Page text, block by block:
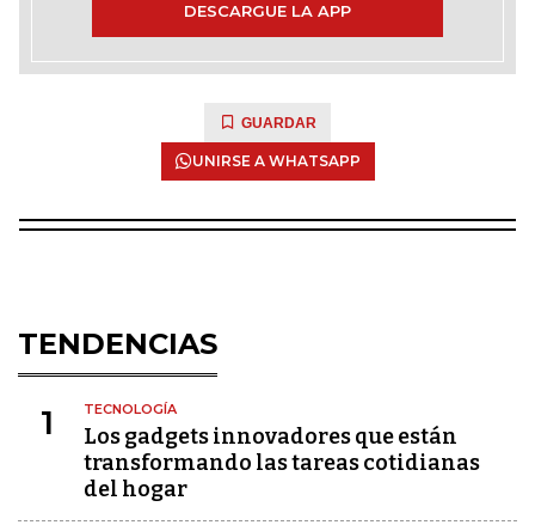
DESCARGUE LA APP
GUARDAR
UNIRSE A WHATSAPP
TENDENCIAS
1 TECNOLOGÍA
Los gadgets innovadores que están
transformando las tareas cotidianas
del hogar